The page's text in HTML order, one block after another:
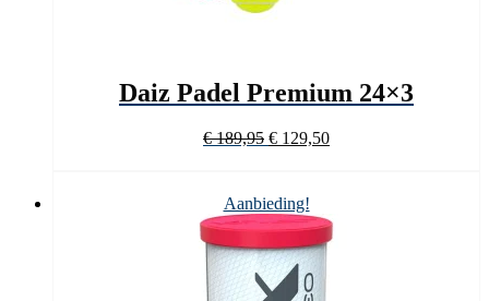
Daiz Padel Premium 24×3
€189,95 Oorspronkelijke
€ 189,95.
€ 129,50Huidige
Aanbieding!